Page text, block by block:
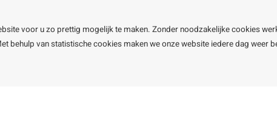
voor u zo prettig mogelijk te maken. Zonder noodzakelijke cookies
behulp van statistische cookies maken we onze website iedere dag weer